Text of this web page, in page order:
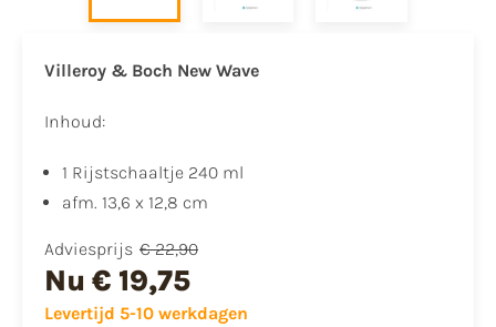
Villeroy & Boch New Wave
Inhoud:
1 Rijstschaaltje 240 ml
afm. 13,6 x 12,8 cm
Adviesprijs € 22,90
Nu € 19,75
Levertijd 5-10 werkdagen